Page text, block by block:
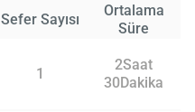
Sefer Sayısı
Ortalama
Süre
1
2Saat
30Dakika